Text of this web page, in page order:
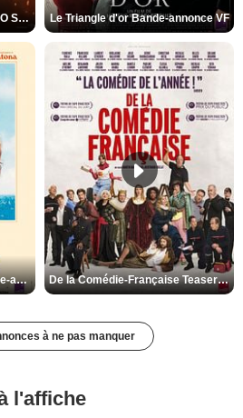
L'Odyssée Bande-annonce VO STFR Le Triangle d'or Bande-annonce VF
Les Matins merveilleux Bande-annonce VF De la Comédie-Française Teaser VF
à ne pas manquer
l'affiche